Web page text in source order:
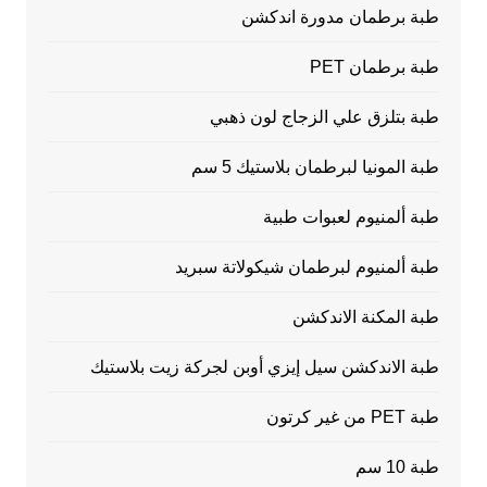
طبة برطمان مدورة اندكشن
طبة برطمان PET
طبة بتلزق علي الزجاج لون ذهبي
طبة المونيا لبرطمان بلاستيك 5 سم
طبة ألمنيوم لعبوات طبية
طبة ألمنيوم لبرطمان شيكولاتة سبريد
طبة المكنة الاندكشن
طبة الاندكشن سيل إيزي أوبن لجركة زيت بلاستيك
طبة PET من غير كرتون
طبة 10 سم